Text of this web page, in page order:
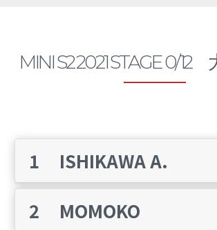
SPL
2021
月
MINI S2 2021 STAGE 0/12
1 ISHIKAWA A.
2
MOMOKO